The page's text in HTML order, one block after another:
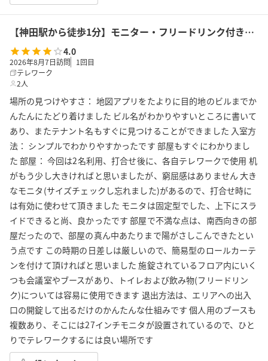
【神田駅から徒歩1分】モニター・フリードリンク付き4名会議室（Room F）※予約時間前は入室不可
4.0
2026年8月7日訪問 1 回目
テレワーク
2人
場所の見つけやすさ： 地図アプリをたよりに目的地のビルまでか
んたんにたどり着けました ビル名がわかりやすいところに書いて
あり、またテナント名もすぐに見つけることができました 入室方
法： シンプルでわかりやすかったです 部屋もすぐにわかりまし
た 部屋： 今回は2名利用、打合せ後に、各自テレワークで使用 机
がもう少し大きければと思いましたが、窮屈感はありません 大き
なモニタ(サイズチェックし忘れました)があるので、打合せ時に
は有効に使わせて頂きました モニタは固定型でした、上下にスラ
イドできると尚、良かったです 部屋で不満な点は、南西向きの部
屋だったので、部屋の真ん中あたりまで陽がさしこんできたとい
う点です この時期の日差しは厳しいので、簡易型のロールカーテ
ンを付けて頂ければと思いました 施錠されているフロア内にいく
つも会議室やブースがあり、トイレおよび飲み物(フリードリン
ク)については容易に使用できます 退出方法は、エリアへの出入
口の開錠して出るだけのかんたんな仕組みです 個人用のブースも
複数あり、そこには27インチモニタが設置されているので、ひと
りでテレワークするには良い場所です